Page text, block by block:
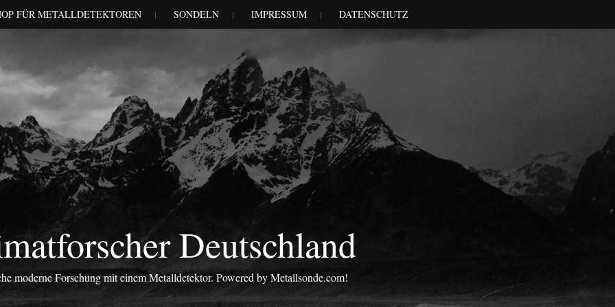
FÜR METALLDETEKTOREN SONDELN IMPRESSUM DATENSCHUTZ
Deutschland
moderne Forschung mit einem Metalldetektor. Powered by Metallsonde.com!